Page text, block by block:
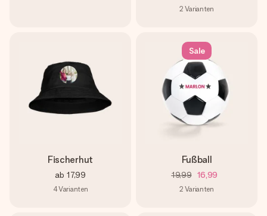
2 Varianten
Fischerhut
ab 17,99
4Varianten
Sale
Fußball
19,99 16,99
2 Varianten